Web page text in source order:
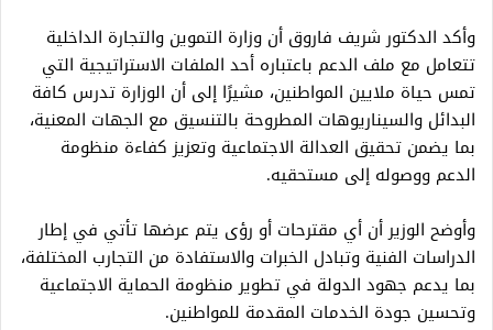
وأكد الدكتور شريف فاروق أن وزارة التموين والتجارة الداخلية
تتعامل مع ملف الدعم باعتباره أحد الملفات الاستراتيجية التي
تمس حياة ملايين المواطنين، مشيرًا إلى أن الوزارة تدرس كافة
البدائل والسيناريوهات المطروحة بالتنسيق مع الجهات المعنية،
بما يضمن تحقيق العدالة الاجتماعية وتعزيز كفاءة منظومة
الدعم ووصوله إلى مستحقيه.
وأوضح الوزير أن أي مقترحات أو رؤى يتم عرضها تأتي في إطار
الدراسات الفنية وتبادل الخبرات والاستفادة من التجارب المختلفة،
بما يدعم جهود الدولة في تطوير منظومة الحماية الاجتماعية
وتحسين جودة الخدمات المقدمة للمواطنين.